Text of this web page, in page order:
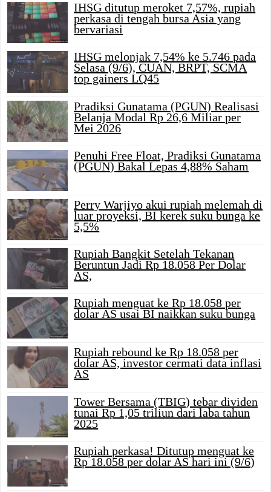
IHSG ditutup meroket 7,57%, rupiah
perkasa di tengah bursa Asia yang
bervariasi
IHSG melonjak 7,54% ke 5.746 pada
Selasa (9/6), CUAN, BRPT, SCMA
top gainers LQ45
Pradiksi Gunatama (PGUN) Realisasi
Belanja Modal Rp 26,6 Miliar per
Mei 2026
Penuhi Free Float, Pradiksi Gunatama
(PGUN) Bakal Lepas 4,88% Saham
Perry Warjiyo akui rupiah melemah di
luar proyeksi, BI kerek suku bunga ke
5,5%
Rupiah Bangkit Setelah Tekanan
Beruntun Jadi Rp 18.058 Per Dolar
AS,
Rupiah menguat ke Rp 18.058 per
dolar AS usai BI naikkan suku bunga
Rupiah rebound ke Rp 18.058 per
dolar AS, investor cermati data inflasi
AS
Tower Bersama (TBIG) tebar dividen
tunai Rp 1,05 triliun dari laba tahun
2025
Rupiah perkasa! Ditutup menguat ke
Rp 18.058 per dolar AS hari ini (9/6)